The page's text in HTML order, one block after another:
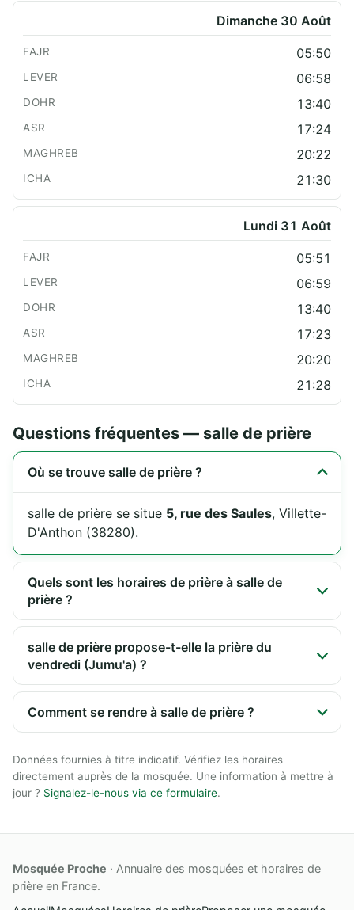
Dimanche 30 Août
05:50
06:58
13:40
17:24
20:22
21:30
Lundi 31 Août
05:51
06:59
13:40
17:23
20:20
21:28
Questions fréquentes — salle de prière
Où se trouve salle de prière ?
salle de prière se situe 5, rue des Saules, Villette-
D'Anthon (38280).
Quels sont les horaires de prière à salle de
prière ?
salle de prière propose-t-elle la prière du
vendredi (Jumu'a) ?
Comment se rendre à salle de prière ?
Données fournies à titre indicatif. Vérifiez les horaires
directement auprès de la mosquée. Une information à mettre à
jour ? Signalez-le-nous via ce formulaire.
Mosquée Proche · Annuaire des mosquées et horaires de
prière en France.